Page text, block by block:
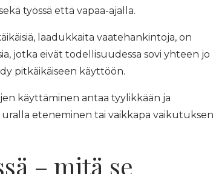
työssä että vapaa-ajalla.
laadukkaita vaatehankintoja, on
jotka eivät todellisuudessa sovi yhteen jo
pitkäikäiseen käyttöön.
käyttäminen antaa tyylikkään ja
eteneminen tai vaikkapa vaikutuksen
– mitä se